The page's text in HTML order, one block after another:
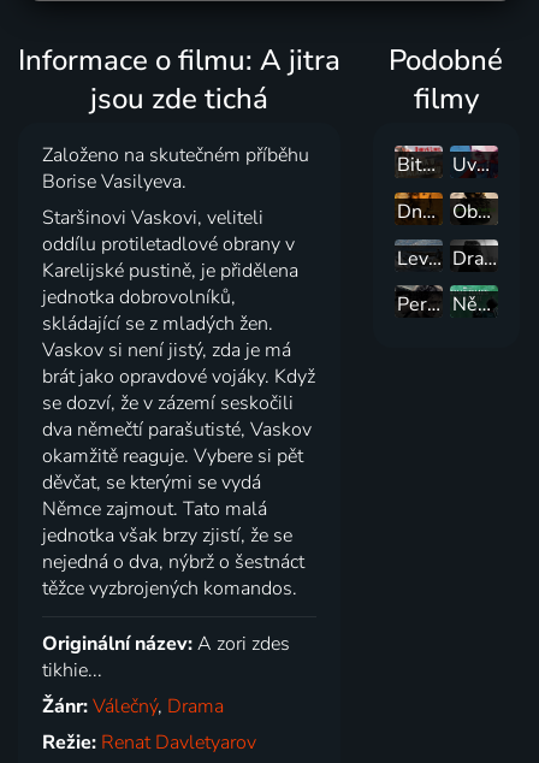
Informace o filmu: A jitra
jsou zde tichá
Založeno na skutečném příběhu
Borise Vasilyeva.
Staršinovi Vaskovi, veliteli
oddílu protiletadlové obrany v
Karelijské pustině, je přidělena
jednotka dobrovolníků,
skládající se z mladých žen.
Vaskov si není jistý, zda je má
brát jako opravdové vojáky. Když
se dozví, že v zázemí seskočili
dva němečtí parašutisté, Vaskov
okamžitě reaguje. Vybere si pět
děvčat, se kterými se vydá
Němce zajmout. Tato malá
jednotka však brzy zjistí, že se
nejedná o dva, nýbrž o šestnáct
těžce vyzbrojených komandos.
Originální název:A zori zdes
tikhie...
Žánr:Válečný, Drama
Režie: Renat Davletyarov
Podobné
filmy
Bitva u El Alameinu
Uvolnit pěsti
Dneska k psům nechoďme
Občanská válka
Leviatan
Drazí soudruzi!
Perské lekce
Někdy v dubnu